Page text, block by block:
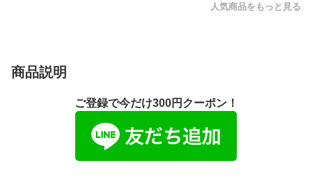
人気商品をもっと見る
商品説明
ご登録で今だけ300円クーポン！